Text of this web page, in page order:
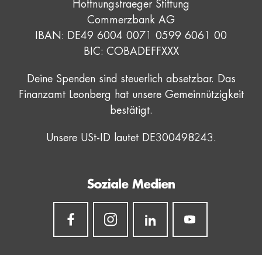
Hoffnungstraeger Stiftung
Commerzbank AG
IBAN: DE49 6004 0071 0599 6061 00
BIC: COBADEFFXXX
Deine Spenden sind steuerlich absetzbar. Das
Finanzamt Leonberg hat unsere Gemeinnützigkeit
bestätigt.
Unsere USt-ID lautet DE300498243.
Soziale Medien